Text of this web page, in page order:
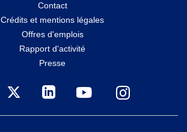
Contact
Crédits et mentions légales
Offres d'emplois
Rapport d'activité
Presse